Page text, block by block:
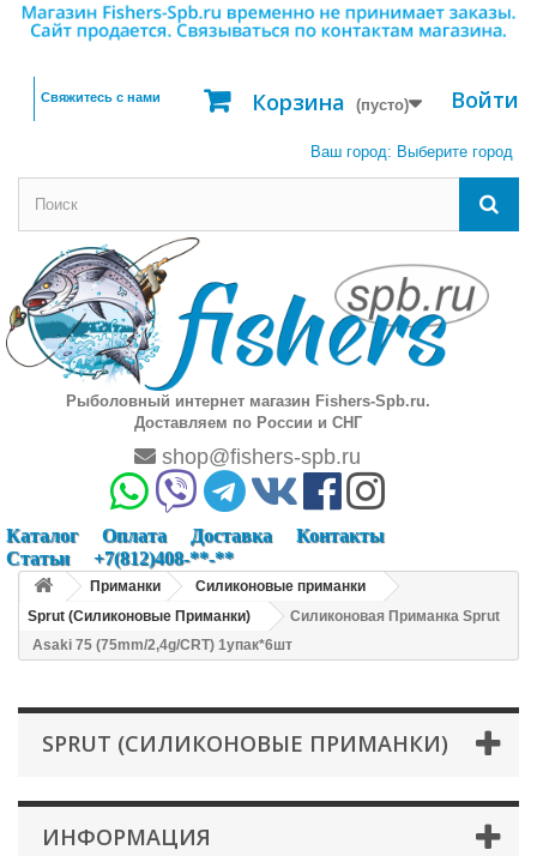
Войти
Корзина (пусто)
Свяжитесь с нами
Ваш город: Выберите город
Рыболовный интернет магазин Fishers-Spb.ru.
Доставляем по России и СНГ
shop@fishers-spb.ru
Каталог Оплата Доставка
Контакты
Статьи
+7(812)408-**-**
Приманки
Силиконовые приманки
Sprut (Силиконовые Приманки)
Силиконовая Приманка Sprut
Asaki 75 (75mm/2,4g/CRT) 1упак*6шт
SPRUT (СИЛИКОНОВЫЕ ПРИМАНКИ)
ИНФОРМАЦИЯ